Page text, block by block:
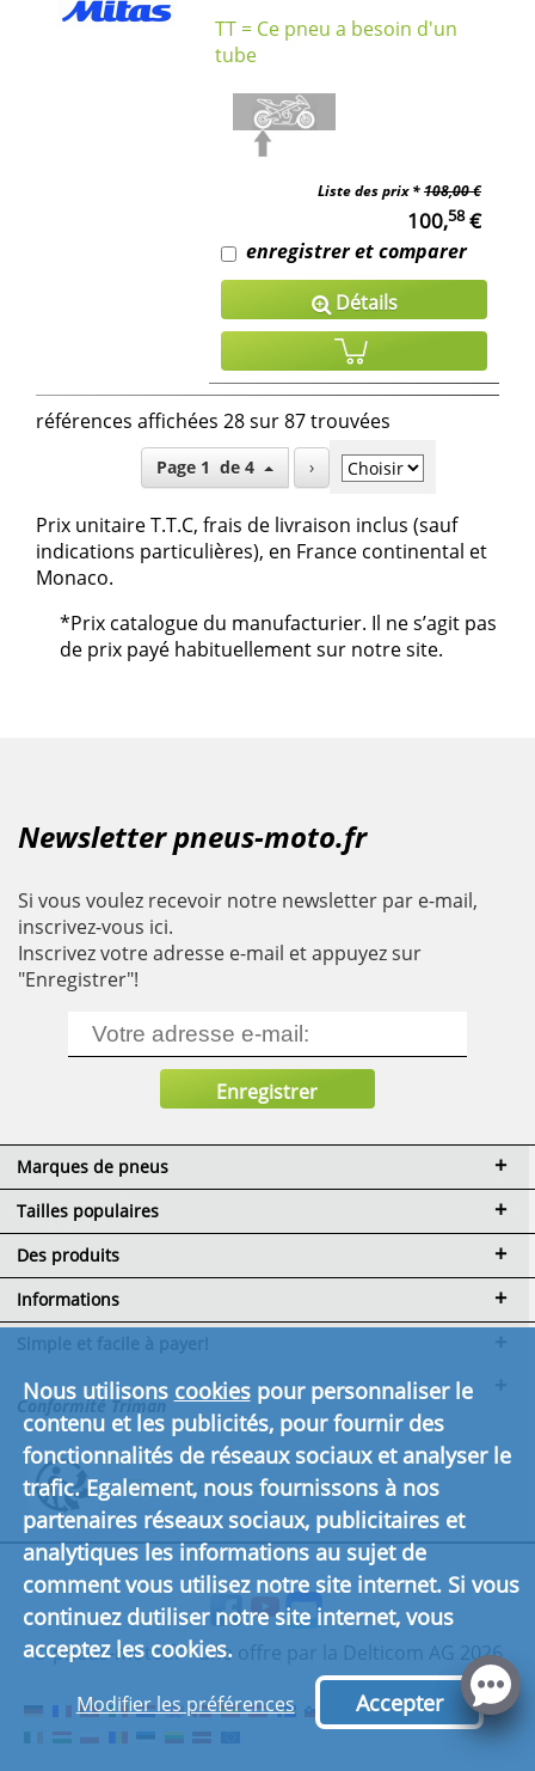
TT = Ce pneu a besoin d'un
tube
Liste des prix *108,00 €
100,58€
enregistrer et comparer
Détails
références affichées 28 sur 87 trouvées
Page 1 de 4 ›
Prix unitaire T.T.C, frais de livraison inclus (sauf
indications particulières), en France continental et
Monaco.
*Prix catalogue du manufacturier. Il ne s’agit pas
de prix payé habituellement sur notre site.
Newsletter pneus-moto.fr
Si vous voulez recevoir notre newsletter par e-mail,
inscrivez-vous ici.
Inscrivez votre adresse e-mail et appuyez sur
"Enregistrer"!
Marques de pneus
Tailles populaires
Des produits
Informations
et de livraison
Inscription partenaire de
Conformité Triman
Cliquez ici pour en savoir plus.
© pneus-moto.fr - une offre par la Delticom AG 2026
Nous utilisons cookiespour personnaliser le
contenu et les publicités, pour fournir des
fonctionnalités de réseaux sociaux et analyser le
trafic. Egalement, nous fournissons à nos
partenaires réseaux sociaux, publicitaires et
analytiques les informations au sujet de
comment vous utilisez notre site internet. Si vous
continuez dutiliser notre site internet, vous
acceptez les cookies.
Modifier les préférences Accepter